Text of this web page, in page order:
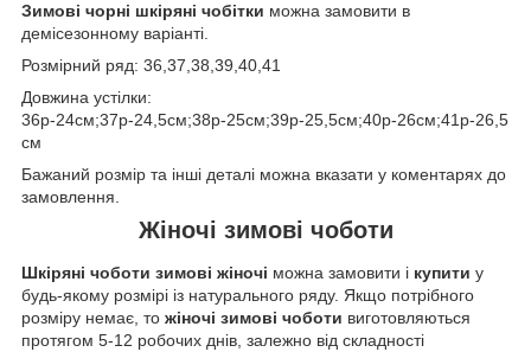
Зимові чорні шкіряні чобітки можна замовити в
демісезонному варіанті.
Розмірний ряд: 36,37,38,39,40,41
Довжина устілки:
36р-24см;37р-24,5см;38р-25см;39р-25,5см;40р-26см;41р-26,5
см
Бажаний розмір та інші деталі можна вказати у коментарях до
замовлення.
Жіночі зимові чоботи
Шкіряні чоботи зимові жіночі можна замовити і купити у
будь-якому розмірі із натурального ряду. Якщо потрібного
розміру немає, то жіночі зимові чоботи виготовляються
протягом 5-12 робочих днів, залежно від складності